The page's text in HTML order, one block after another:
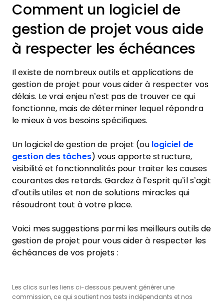
Comment un logiciel de
gestion de projet vous aide
à respecter les échéances
Il existe de nombreux outils et applications de
gestion de projet pour vous aider à respecter vos
délais. Le vrai enjeu n’est pas de trouver ce qui
fonctionne, mais de déterminer lequel répondra
le mieux à vos besoins spécifiques.
Un logiciel de gestion de projet (ou logiciel de
gestion des tâches) vous apporte structure,
visibilité et fonctionnalités pour traiter les causes
courantes des retards. Gardez à l’esprit qu’il s’agit
d’outils utiles et non de solutions miracles qui
résoudront tout à votre place.
Voici mes suggestions parmi les meilleurs outils de
gestion de projet pour vous aider à respecter les
échéances de vos projets :
Les clics sur les liens ci-dessous peuvent générer une
commission, ce qui soutient nos tests indépendants et nos